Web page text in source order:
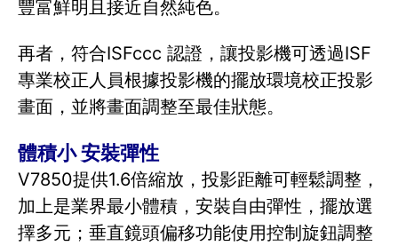
豐富鮮明且接近自然純色。
再者，符合ISFccc 認證，讓投影機可透過ISF
專業校正人員根據投影機的擺放環境校正投影
畫面，並將畫面調整至最佳狀態。
體積小 安裝彈性
V7850提供1.6倍縮放，投影距離可輕鬆調整，
加上是業界最小體積，安裝自由彈性，擺放選
擇多元；垂直鏡頭偏移功能使用控制旋鈕調整